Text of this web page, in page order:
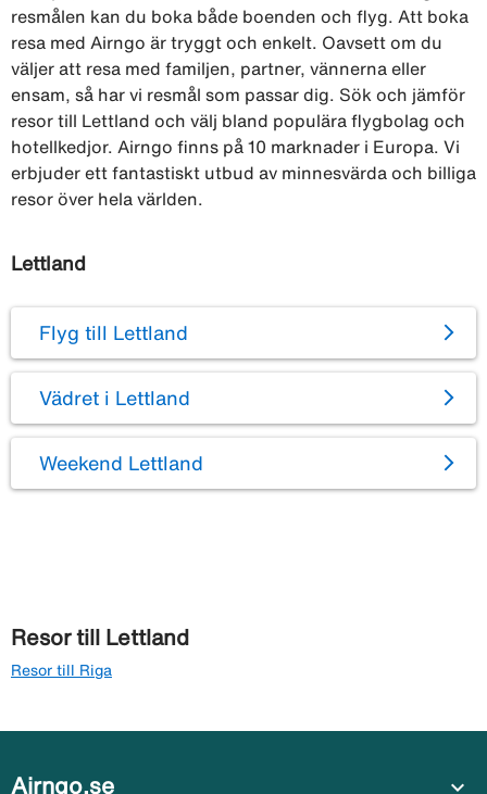
resmålen kan du boka både boenden och flyg. Att boka
resa med Airngo är tryggt och enkelt. Oavsett om du
väljer att resa med familjen, partner, vännerna eller
ensam, så har vi resmål som passar dig. Sök och jämför
resor till Lettland och välj bland populära flygbolag och
hotellkedjor. Airngo finns på 10 marknader i Europa. Vi
erbjuder ett fantastiskt utbud av minnesvärda och billiga
resor över hela världen.
Lettland
Flyg till Lettland
Vädret i Lettland
Weekend Lettland
Resor till Lettland
Resor till Riga
Airngo.se expand_more